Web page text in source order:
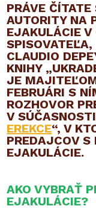
PRÁVE
AUTORITY NA
EJAKULÁCIE V
CLAUDIO
KNIHY
JE
FEBRUÁRI S
ROZHOVOR
V
EREKCE“, V
PREDAJCOV S
EJAKULÁCIE.
AKO VYBRAŤ
EJAKULÁCIE?